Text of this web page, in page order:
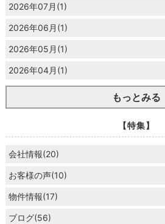
2026年07月(1)
2026年06月(1)
2026年05月(1)
2026年04月(1)
もっとみる
【特集】
会社情報(20)
お客様の声(10)
物件情報(17)
ブログ(56)